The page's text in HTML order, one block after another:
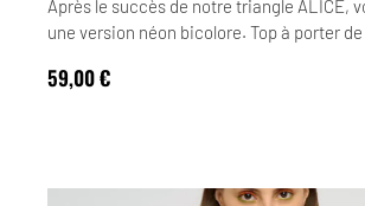
Après le succès de notre triangle ALICE,
une version néon bicolore. Top à porter
59,00€